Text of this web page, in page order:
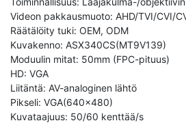
Videon pakkausmuoto: AHD/TVI/CVI/
Räätälöity tuki: OEM, ODM
Kuvakenno: ASX340CS(MT9V139)
Moduulin mitat: 50mm (FPC-pituus)
HD: VGA
Liitäntä: AV-analoginen lähtö
Pikseli: VGA(640x480)
Kuvataajuus: 50/60 kenttää/s